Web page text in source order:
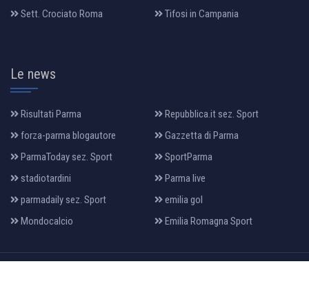
Sett. Crociato Roma
Tifosi in Campania
Le news
Risultati Parma
Repubblica.it sez. Sport
forza-parma blogautore
Gazzetta di Parma
ParmaToday sez. Sport
SportParma
stadiotardini
Parma live
parmadaily sez. Sport
emilia gol
Mondocalcio
Emilia Romagna Sport